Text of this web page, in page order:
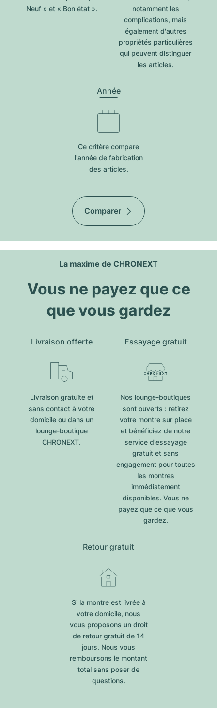
Neuf » et « Bon état ».
notamment les
complications, mais
également d'autres
propriétés particulières
qui peuvent distinguer
les articles.
Année
Ce critère compare
l'année de fabrication
des articles.
Comparer
La maxime de CHRONEXT
Vous ne payez que ce
que vous gardez
Livraison offerte
Livraison gratuite et
sans contact à votre
domicile ou dans un
lounge-boutique
CHRONEXT.
Essayage gratuit
Nos lounge-boutiques
sont ouverts : retirez
votre montre sur place
et bénéficiez de notre
service d'essayage
gratuit et sans
engagement pour toutes
les montres
immédiatement
disponibles. Vous ne
payez que ce que vous
gardez.
Retour gratuit
Si la montre est livrée à
votre domicile, nous
vous proposons un droit
de retour gratuit de 14
jours. Nous vous
remboursons le montant
total sans poser de
questions.